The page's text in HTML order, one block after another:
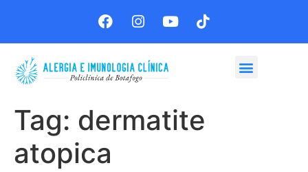
Tag: dermatite
atopica